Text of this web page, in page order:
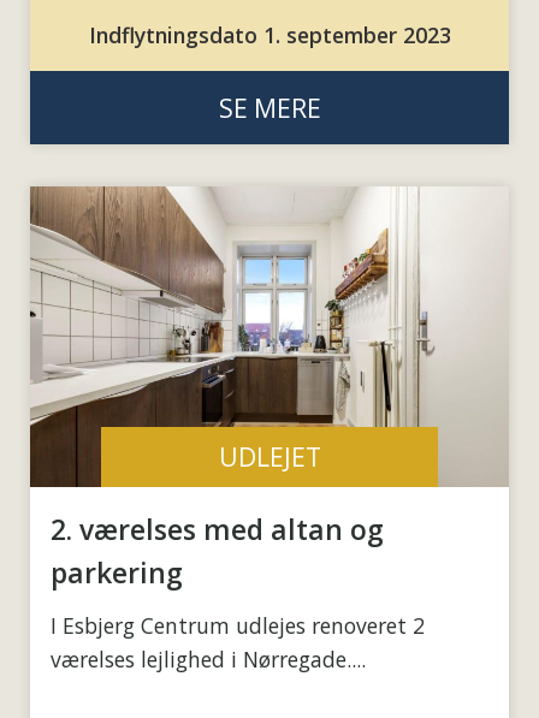
Indflytningsdato 1. september 2023
SE MERE
UDLEJET
2. værelses med altan og
parkering
I Esbjerg Centrum udlejes renoveret 2
værelses lejlighed i Nørregade....